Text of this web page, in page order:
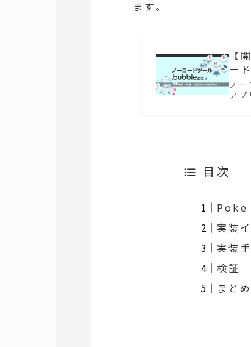
ます。
【
ー
ノ
ア
目次
Poke
実装
実装
検証
まとめ